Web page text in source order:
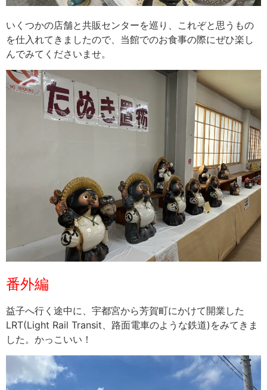
いくつかの店舗と共販センターを巡り、これぞと思うもの
を仕入れてきましたので、当館でのお食事の際にぜひ楽し
んでみてくださいませ。
番外編
益子へ行く途中に、宇都宮から芳賀町にかけて開業した
LRT(Light Rail Transit、路面電車のような鉄道)をみてきま
した。かっこいい！